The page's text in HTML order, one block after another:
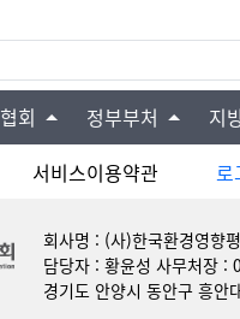
협회 정부부처
지
서비스이용약관 로
회사명 : (사)한국환경영향
담당자 : 황윤성 사무처장
경기도 안양시 동안구 흥